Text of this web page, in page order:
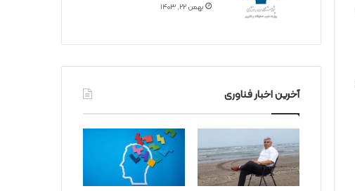
بهمن ۲۲, ۱۴۰۳
آخرین اخبار فناوری